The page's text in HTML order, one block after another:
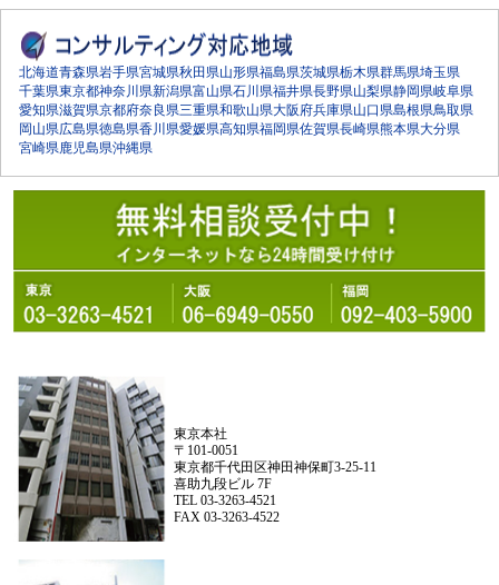
北海道青森県岩手県宮城県秋田県山形県福島県茨城県栃木県群馬県埼玉県
千葉県東京都神奈川県新潟県富山県石川県福井県長野県山梨県静岡県岐阜県
愛知県滋賀県京都府奈良県三重県和歌山県大阪府兵庫県山口県島根県鳥取県
岡山県広島県徳島県香川県愛媛県高知県福岡県佐賀県長崎県熊本県大分県
宮崎県鹿児島県沖縄県
東京本社
〒101-0051
東京都千代田区神田神保町3-25-11
喜助九段ビル 7F
TEL 03-3263-4521
FAX 03-3263-4522